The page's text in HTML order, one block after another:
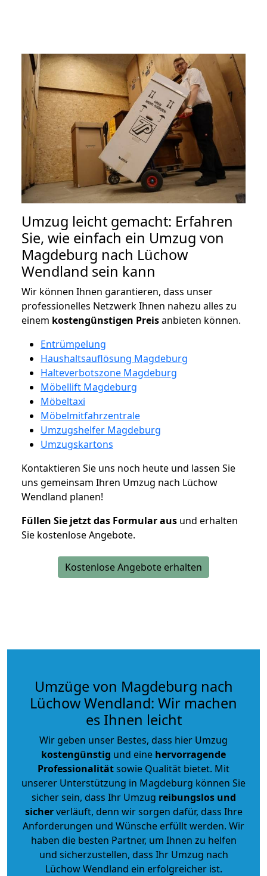
Umzug leicht gemacht: Erfahren
Sie, wie einfach ein Umzug von
Magdeburg nach Lüchow
Wendland sein kann
Wir können Ihnen garantieren, dass unser
professionelles Netzwerk Ihnen nahezu alles zu
einem kostengünstigen Preisanbieten können.
Entrümpelung
Haushaltsauflösung Magdeburg
Halteverbotszone Magdeburg
Möbellift Magdeburg
Möbeltaxi
Möbelmitfahrzentrale
Umzugshelfer Magdeburg
Umzugskartons
Kontaktieren Sie uns noch heute und lassen Sie
uns gemeinsam Ihren Umzug nach Lüchow
Wendland planen!
Füllen Sie jetzt das Formular aus und erhalten
Sie kostenlose Angebote.
Kostenlose Angebote erhalten
Umzüge von Magdeburg nach
Lüchow Wendland: Wir machen
es Ihnen leicht
Wir geben unser Bestes, dass hier Umzug
kostengünstig und eine hervorragende
Professionalitätsowie Qualität bietet. Mit
unserer Unterstützung in Magdeburg können Sie
sicher sein, dass Ihr Umzug reibungslos und
sicherverläuft, denn wir sorgen dafür, dass Ihre
Anforderungen und Wünsche erfüllt werden. Wir
haben die besten Partner, um Ihnen zu helfen
und sicherzustellen, dass Ihr Umzug nach
Lüchow Wendland ein erfolgreicher ist.